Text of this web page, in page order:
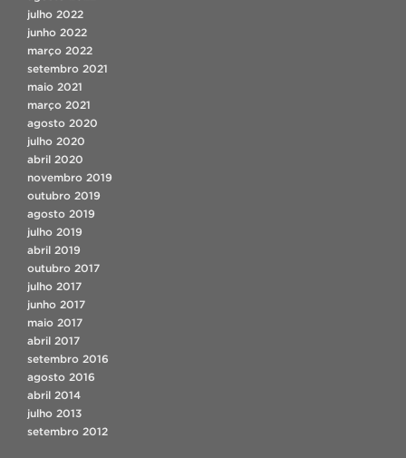
julho 2022
junho 2022
março 2022
setembro 2021
maio 2021
março 2021
agosto 2020
julho 2020
abril 2020
novembro 2019
outubro 2019
agosto 2019
julho 2019
abril 2019
outubro 2017
julho 2017
junho 2017
maio 2017
abril 2017
setembro 2016
agosto 2016
abril 2014
julho 2013
setembro 2012